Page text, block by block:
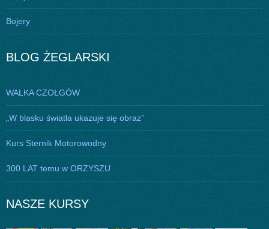
Bojery
BLOG ŻEGLARSKI
WALKA CZOŁGÓW
„W blasku światła ukazuje się obraz”
Kurs Sternik Motorowodny
300 LAT temu w ORZYSZU
NASZE KURSY